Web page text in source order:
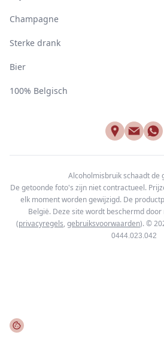
Champagne
Sterke drank
Bier
100% Belgisch
Alcoholmisbruik schaadt de
De getoonde foto's zijn niet contractueel.
elk moment worden gewijzigd. De
België. Deze site wordt beschermd door
(privacyregels, gebruiksvoorwaarden). ©
0444.023.042